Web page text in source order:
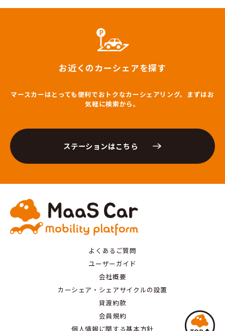
お近くのカーシェアを探す
マースカーはとっても便利でおトクなカーシェアリング。まずはお
気軽に検索から。
ステーションはこちら
よくあるご質問
ユーザーガイド
会社概要
カーシェア・シェアサイクルの設置
貸渡約款
会員規約
個人情報に関する基本方針